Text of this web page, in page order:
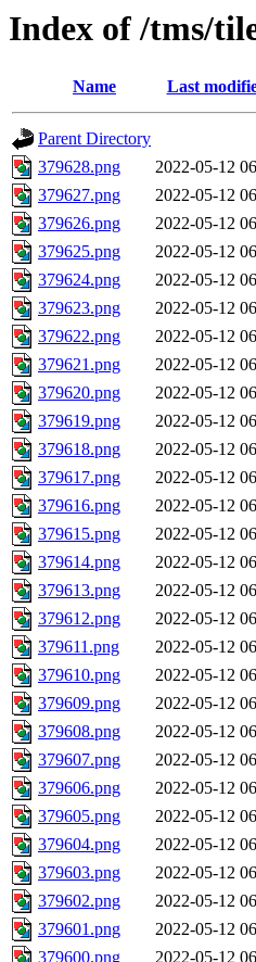
Index of /tms/
Name Last
Parent Directory
379628.png
2022-05-12
379627.png
2022-05-12
379626.png
2022-05-12
379625.png
2022-05-12
379624.png
2022-05-12
379623.png
2022-05-12
379622.png
2022-05-12
379621.png
2022-05-12
379620.png
2022-05-12
379619.png
2022-05-12
379618.png
2022-05-12
379617.png
2022-05-12
379616.png
2022-05-12
379615.png
2022-05-12
379614.png
2022-05-12
379613.png
2022-05-12
379612.png
2022-05-12
379611.png
2022-05-12
379610.png
2022-05-12
379609.png
2022-05-12
379608.png
2022-05-12
379607.png
2022-05-12
379606.png
2022-05-12
379605.png
2022-05-12
379604.png
2022-05-12
379603.png
2022-05-12
379602.png
2022-05-12
379601.png
2022-05-12
379600.png
2022-05-12